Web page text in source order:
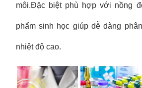
môi.Đặc biệt phù hợp với nồng
phẩm sinh học giúp dễ dàng
nhiệt độ cao.